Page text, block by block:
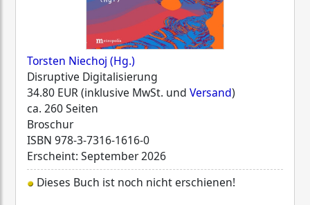
Torsten Niechoj (Hg.)
Disruptive Digitalisierung
34.80 EUR (inklusive MwSt. und Versand)
ca. 260 Seiten
Broschur
ISBN 978-3-7316-1616-0
Erscheint: September 2026
Dieses Buch ist noch nicht erschienen!